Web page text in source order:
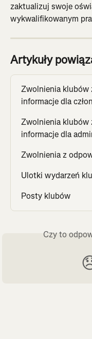
zaktualizuj swoje
wykwalifikowanym
Artykuły
Zwolnienia klubów
informacje dla
Zwolnienia klubów
informacje dla
Zwolnienia z
Ulotki wydarzeń
Posty klubów
Czy to